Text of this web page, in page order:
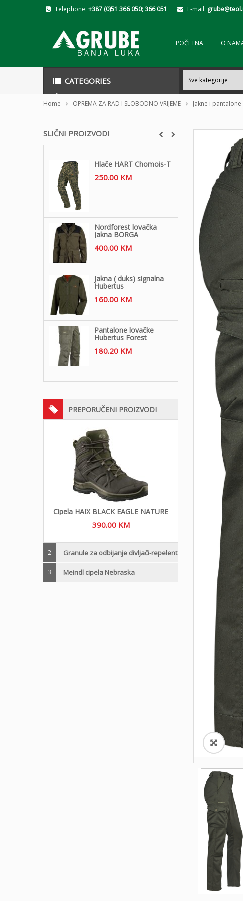
Telephone: +387 (0)51 366 050; 366 051 E-mail:
POČETNA O
CATEGORIES
Home OPREMA ZA RAD I SLOBODNO VRIJEME Jakne i pantalone
SLIČNI PROIZVODI
Hlače HART Chomois-T
250.00 KM
Nordforest lovačka
jakna BORGA
400.00 KM
Jakna ( duks) signalna
Hubertus
160.00 KM
Pantalone lovačke
Hubertus Forest
180.20 KM
PREPORUČENI PROIZVODI
Cipela HAIX BLACK EAGLE NATURE
390.00 KM
2 Granule za odbijanje divljači-repelent
3 Meindl cipela Nebraska